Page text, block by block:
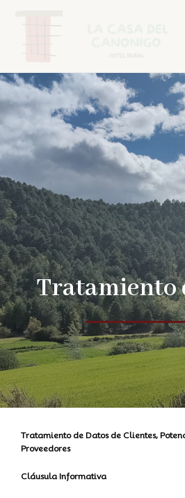
Tratamiento
Tratamiento de Datos de Clientes,
Proveedores
Cláusula Informativa